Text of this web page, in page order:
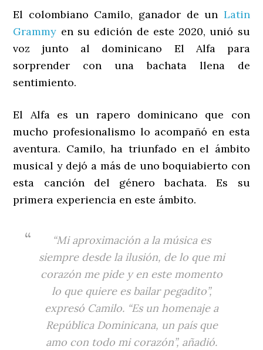
El colombiano Camilo, ganador de un Latin
Grammy en su edición de este 2020, unió su
voz junto al dominicano El Alfa para
sorprender con una bachata llena de
sentimiento.
El Alfa es un rapero dominicano que con
mucho profesionalismo lo acompañó en esta
aventura. Camilo, ha triunfado en el ámbito
musical y dejó a más de uno boquiabierto con
esta canción del género bachata. Es su
primera experiencia en este ámbito.
“Mi aproximación a la música es
siempre desde la ilusión, de lo que mi
corazón me pide y en este momento
lo que quiere es bailar pegadito”,
expresó Camilo. “Es un homenaje a
República Dominicana, un país que
amo con todo mi corazón”, añadió.